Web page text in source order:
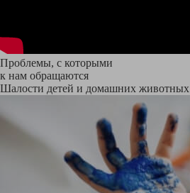
Проблемы, с которыми
к нам обращаются
Шалости детей и домашних животных